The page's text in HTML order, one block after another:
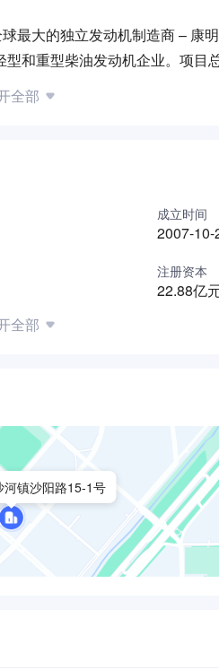
最大的独立发动机制造商 – 康
和重型柴油发动机企业。项目
）系列2.8升和3.8升、ISF系列
动机生产基地之一。
to produce light-duty
design capacity of 520,000
ISF/QSF series (on/off-
displacements.
发面向未来的全电控轻型柴油
、VAN、轻客、皮卡、MPV多
MPVs and SUVs, as well
diesel engines will meet
IV, Euro V and Euro VI as well
动机平台，功率范围覆盖310
全球多样的排放标准而设计，可
has developed to
全部
成立时间
2007-10-
注册资本
22.88亿
全部
镇沙阳路15-1号